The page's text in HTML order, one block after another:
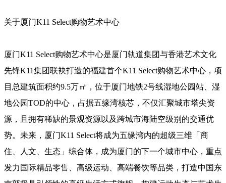
关于厦门K11 Select购物艺术中心
厦门K11 Select购物艺术中心是厦门轨道集团与香港艺术文化
先锋K11集团联袂打造的福建首个K11 Select购物艺术中心，项
目总建筑面积约9.5万㎡，位于厦门地铁2号线湿地公园站、湿
地公园TOD的中心，占据五缘湾核芯，不仅汇聚城市塔尖资
源，且拥有稀缺的景观资源以及跨城市海陆空级别的交通优
势。未来，厦门K11 Select将成为五缘湾内的超级三维「商
住、人文、生态」综合体，成为厦门的下一个城市中心，重点
发力国际精品零售、高级运动、高端餐饮等品类，打造中国东